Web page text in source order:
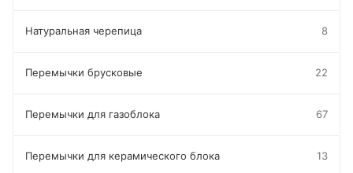
Натуральная черепица 8
Перемычки брусковые 22
Перемычки для газоблока 67
Перемычки для керамического блока 13